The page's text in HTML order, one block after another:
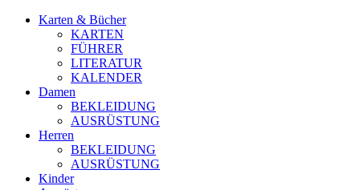
Karten & Bücher
KARTEN
FÜHRER
LITERATUR
KALENDER
Damen
BEKLEIDUNG
AUSRÜSTUNG
Herren
BEKLEIDUNG
AUSRÜSTUNG
Kinder